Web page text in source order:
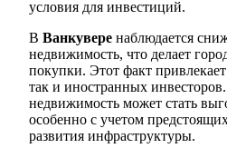
условия для инвестиций.
В Ванкувере наблюдается
недвижимость, что делает
покупки. Этот факт
так и иностранных
недвижимость может стать
особенно с учетом
развития инфраструктуры.